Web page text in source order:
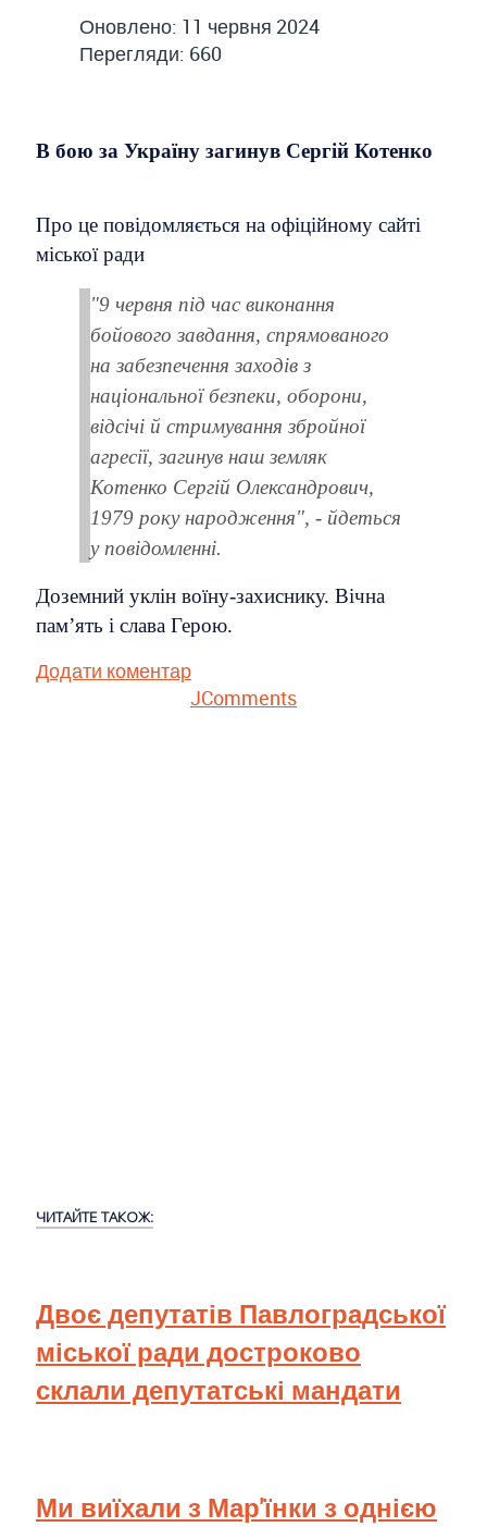
Оновлено: 11 червня 2024
Перегляди: 660
В бою за Україну загинув Сергій Котенко
Про це повідомляється на офіційному сайті
міської ради
"9 червня під час виконання
бойового завдання, спрямованого
на забезпечення заходів з
національної безпеки, оборони,
відсічі й стримування збройної
агресії, загинув наш земляк
Котенко Сергій Олександрович,
1979 року народження", - йдеться
у повідомленні.
Доземний уклін воїну-захиснику. Вічна
пам’ять і слава Герою.
Додати коментар
JComments
ЧИТАЙТЕ ТАКОЖ:
Двоє депутатів Павлоградської
міської ради достроково
склали депутатські мандати
Ми виїхали з Мар'їнки з однією